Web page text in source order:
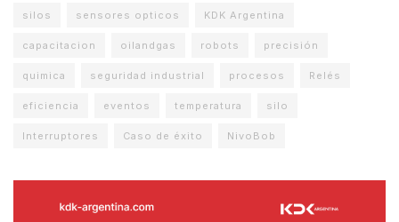
silos sensores opticos KDK Argentina
capacitacion oilandgas robots precisión
quimica seguridad industrial procesos Relés
eficiencia eventos temperatura silo
Interruptores Caso de éxito NivoBob